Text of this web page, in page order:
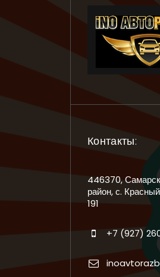
Контакты:
446370,
район, с.
191
+7 (927)